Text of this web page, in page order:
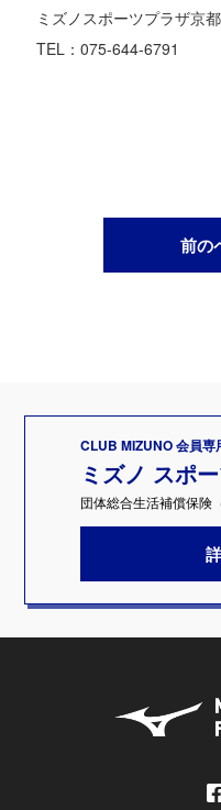
ミズノスポーツプラザ京
TEL：075-644-6791
前の
CLUB MIZUNO 会員専
ミズノ スポ
団体総合生活補償保険